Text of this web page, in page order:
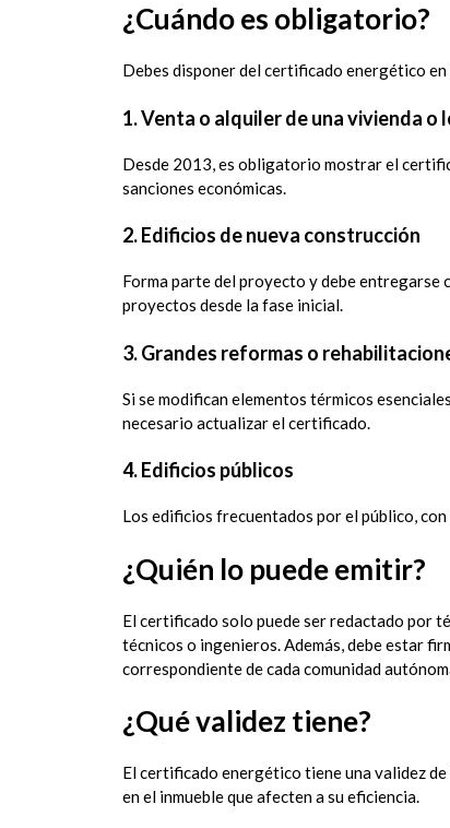
¿Cuándo es obligatorio?
Debes disponer del certificado energético
1. Venta o alquiler de una vivienda o
Desde 2013, es obligatorio mostrar el
sanciones económicas.
2. Edificios de nueva construcción
Forma parte del proyecto y debe entregarse
proyectos desde la fase inicial.
3. Grandes reformas o
Si se modifican elementos térmicos
necesario actualizar el certificado.
4. Edificios públicos
Los edificios frecuentados por el público,
¿Quién lo puede emitir?
El certificado solo puede ser redactado por
técnicos o ingenieros. Además, debe estar
correspondiente de cada comunidad
¿Qué validez tiene?
El certificado energético tiene una validez de
en el inmueble que afecten a su eficiencia.